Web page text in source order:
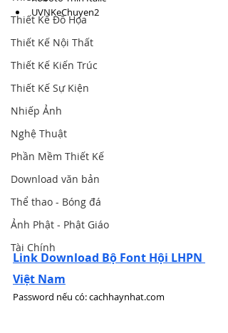
Thiết Kế Đồ Họa
Thiết Kế Nội Thất
Thiết Kế Kiến Trúc
Thiết Kế Sự Kiện
Nhiếp Ảnh
Nghệ Thuật
Phần Mềm Thiết Kế
Download văn bản
Thể thao - Bóng đá
Ảnh Phật - Phật Giáo
Tài Chính
UVNKeChuyen2
Link Download Bộ Font Hội LHPN
Việt Nam
Password nếu có: cachhaynhat.com